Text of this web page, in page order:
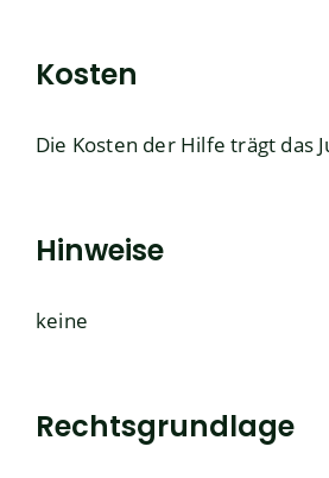
Kosten
Die Kosten der Hilfe trägt das
Hinweise
keine
Rechtsgrundlage